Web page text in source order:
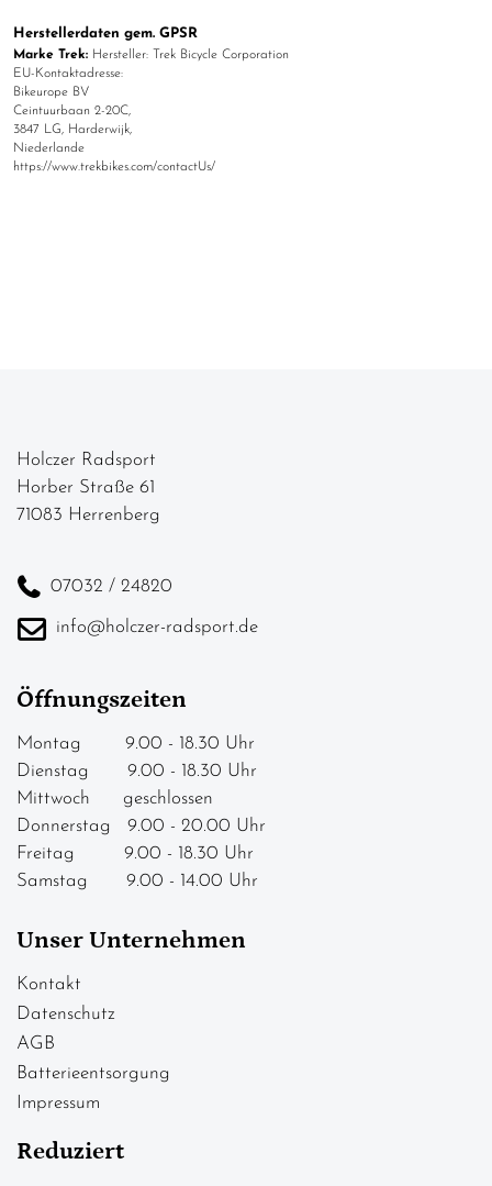
Herstellerdaten gem. GPSR
Marke Trek: Hersteller: Trek Bicycle Corporation
EU-Kontaktadresse:
Bikeurope BV
Ceintuurbaan 2-20C,
3847 LG, Harderwijk,
Niederlande
https://www.trekbikes.com/contactUs/
Holczer Radsport
Horber Straße 61
71083 Herrenberg
07032 / 24820
info@holczer-radsport.de
Öffnungszeiten
Montag 9.00 - 18.30 Uhr
Dienstag 9.00 - 18.30 Uhr
Mittwoch geschlossen
Donnerstag 9.00 - 20.00 Uhr
Freitag 9.00 - 18.30 Uhr
Samstag 9.00 - 14.00 Uhr
Unser Unternehmen
Kontakt
Datenschutz
AGB
Batterieentsorgung
Impressum
Reduziert